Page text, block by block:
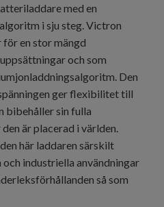
med en
i sju steg. Victron
för en stor mängd
och som
Den
ger flexibilitet till
bibehåller sin fulla
är placerad i världen.
här laddaren särskilt
industriella användningar
så som